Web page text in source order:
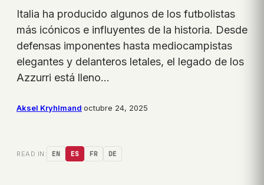
Italia ha producido algunos de los futbolistas
más icónicos e influyentes de la historia. Desde
defensas imponentes hasta mediocampistas
elegantes y delanteros letales, el legado de los
Azzurri está lleno…
Aksel Kryhlmand·octubre 24, 2025
READ IN: EN ES FR DE